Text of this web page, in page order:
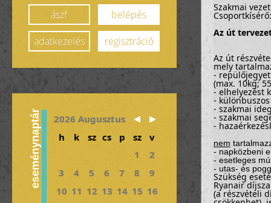
ászf
belépés
adatkezelés
regisztráció
eseménynaptár
2026 Augusztus
h
k sz cs p sz
v
1
2
3
4 5 6 7 8
9
10 11 12 13 14 15 16
Szakmai
Az út
Az út
mely
-
(max. 10kg;
- elhelyezést
-
- szakmai
- szakmai
-
nem
- napközbeni
- esetleges
- utas- és
Szükség
Ryanair
(a részvételi